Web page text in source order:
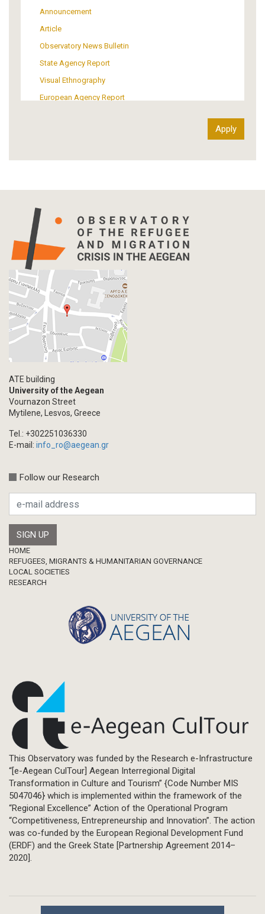
Institutional Arrangements
Support of Refugees and Migrants
Material Culture
Art
Announcement
Article
Observatory News Bulletin
State Agency Report
Visual Ethnography
European Agency Report
Info-graphic
Interview
Primal Material
Photography
Events
Blogpost
Multimedia
Academic Journal Issue
Book/Monograph
Chapter in Collected Volume
Calls
Research Publication
Master Thesis
ATE building
University of the Aegean
Vournazon Street
Mytilene, Lesvos, Greece
Tel.: +302251036330
E-mail: info_ro@aegean.gr
Follow our Research
Footer
HOME
REFUGEES, MIGRANTS & HUMANITARIAN GOVERNANCE
LOCAL SOCIETIES
RESEARCH
This Observatory was funded by the Research e-Infrastructure
“[e-Aegean CulTour] Aegean Interregional Digital
Transformation in Culture and Tourism” {Code Number MIS
5047046} which is implemented within the framework of the
“Regional Excellence” Action of the Operational Program
“Competitiveness, Entrepreneurship and Innovation”. The action
was co-funded by the European Regional Development Fund
(ERDF) and the Greek State [Partnership Agreement 2014–
2020].